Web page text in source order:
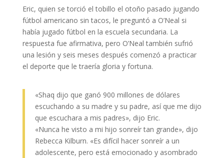
Eric, quien se torció el tobillo el otoño pasado jugando
fútbol americano sin tacos, le preguntó a O’Neal si
había jugado fútbol en la escuela secundaria. La
respuesta fue afirmativa, pero O’Neal también sufrió
una lesión y seis meses después comenzó a practicar
el deporte que le traería gloria y fortuna.
«Shaq dijo que ganó 900 millones de dólares
escuchando a su madre y su padre, así que me dijo
que escuchara a mis padres», dijo Eric.
«Nunca he visto a mi hijo sonreír tan grande», dijo
Rebecca Kilburn. «Es difícil hacer sonreír a un
adolescente, pero está emocionado y asombrado